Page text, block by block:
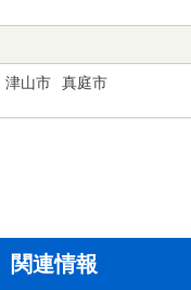
津山市 真庭市
関連情報